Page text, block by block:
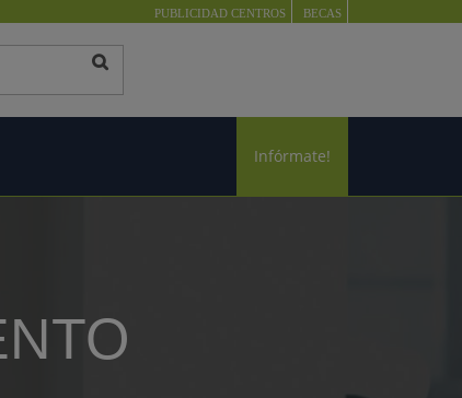
PUBLICIDAD CENTROS BECAS
Infórmate!